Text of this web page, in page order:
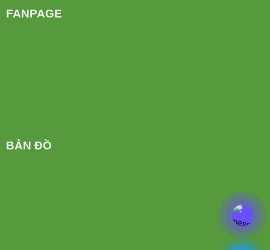
FANPAGE
BẢN ĐỒ